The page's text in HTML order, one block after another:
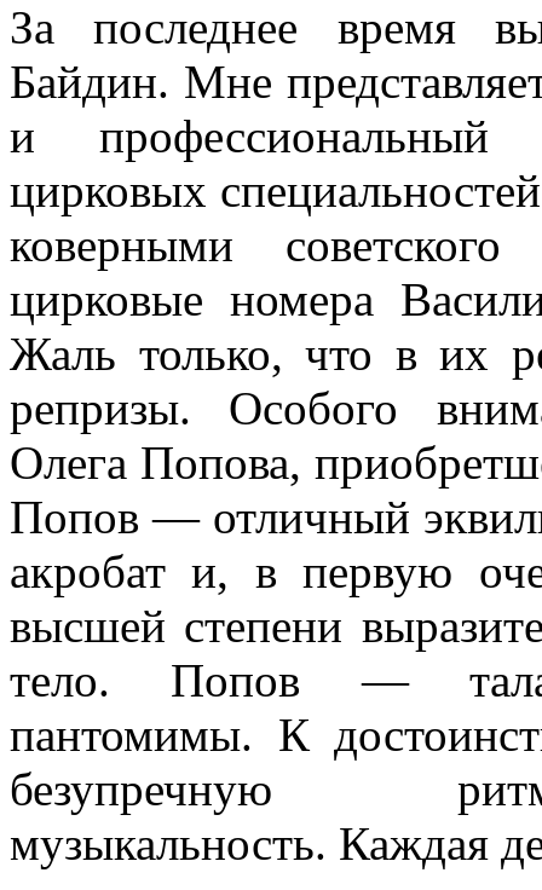
За последнее время
Байдин. Мне
и
цирковых
коверными
цирковые номера
Жаль только, что в их
репризы. Особого
Олега Попова,
Попов — отличный
акробат и, в первую
высшей степени
тело. Попов —
пантомимы. К
безупречную
музыкальность. Каждая